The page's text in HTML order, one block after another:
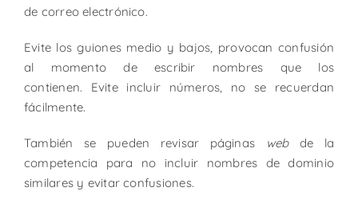
de correo electrónico.
Evite los guiones medio y bajos, provocan confusión
al momento de escribir nombres que los
contienen. Evite incluir números, no se recuerdan
fácilmente.
También se pueden revisar páginas webde la
competencia para no incluir nombres de dominio
similares y evitar confusiones.